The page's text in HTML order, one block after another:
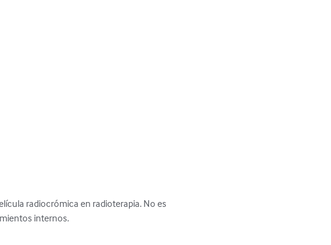
radiocrómica en radioterapia. No es
internos.